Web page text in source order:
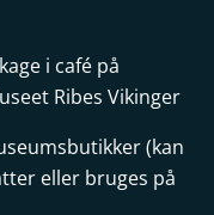
i café på
Ribes Vikinger
(kan
eller bruges på